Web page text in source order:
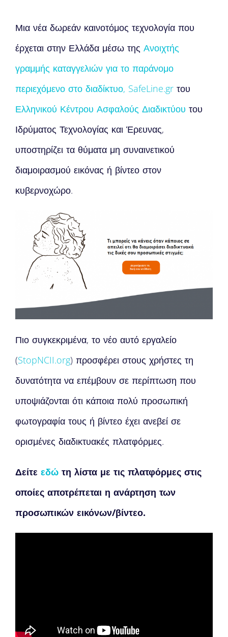
Μια νέα δωρεάν καινοτόμος τεχνολογία που
έρχεται στην Ελλάδα μέσω της Ανοιχτής
γραμμής καταγγελιών για το παράνομο
περιεχόμενο στο διαδίκτυο, SafeLine.gr του
Ελληνικού Κέντρου Ασφαλούς Διαδικτύου του
Ιδρύματος Τεχνολογίας και Έρευνας,
υποστηρίζει τα θύματα μη συναινετικού
διαμοιρασμού εικόνας ή βίντεο στον
κυβερνοχώρο.
Πιο συγκεκριμένα, το νέο αυτό εργαλείο
(StopNCII.org) προσφέρει στους χρήστες τη
δυνατότητα να επέμβουν σε περίπτωση που
υποψιάζονται ότι κάποια πολύ προσωπική
φωτογραφία τους ή βίντεο έχει ανεβεί σε
ορισμένες διαδικτυακές πλατφόρμες.
Δείτε εδώ τη λίστα με τις πλατφόρμες στις
οποίες αποτρέπεται η ανάρτηση των
προσωπικών εικόνων/βίντεο.